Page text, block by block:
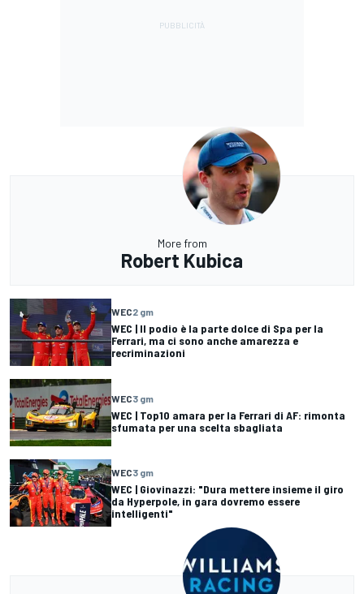
More from
Robert Kubica
WEC2 gm
WEC | Il podio è la parte dolce di Spa per la
Ferrari, ma ci sono anche amarezza e
recriminazioni
WEC3 gm
WEC | Top10 amara per la Ferrari di AF: rimonta
sfumata per una scelta sbagliata
WEC3 gm
WEC | Giovinazzi: "Dura mettere insieme il giro
da Hyperpole, in gara dovremo essere
intelligenti"